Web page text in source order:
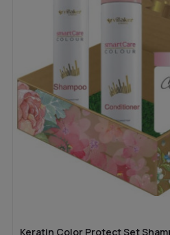
Keratin Color Protect Set